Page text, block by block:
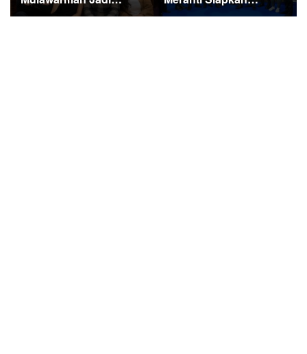
Ekspedisi Merah Putih
Meranti Percepat